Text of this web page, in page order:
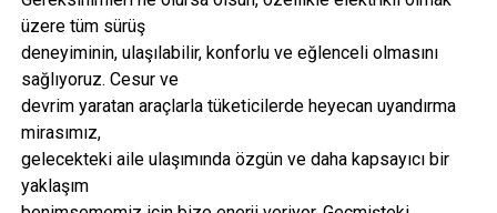
üzere tüm sürüş
deneyiminin, ulaşılabilir, konforlu ve eğlenceli olmasını
sağlıyoruz. Cesur ve
devrim yaratan araçlarla tüketicilerde heyecan uyandırma
mirasımız,
gelecekteki aile ulaşımında özgün ve daha kapsayıcı bir
yaklaşım